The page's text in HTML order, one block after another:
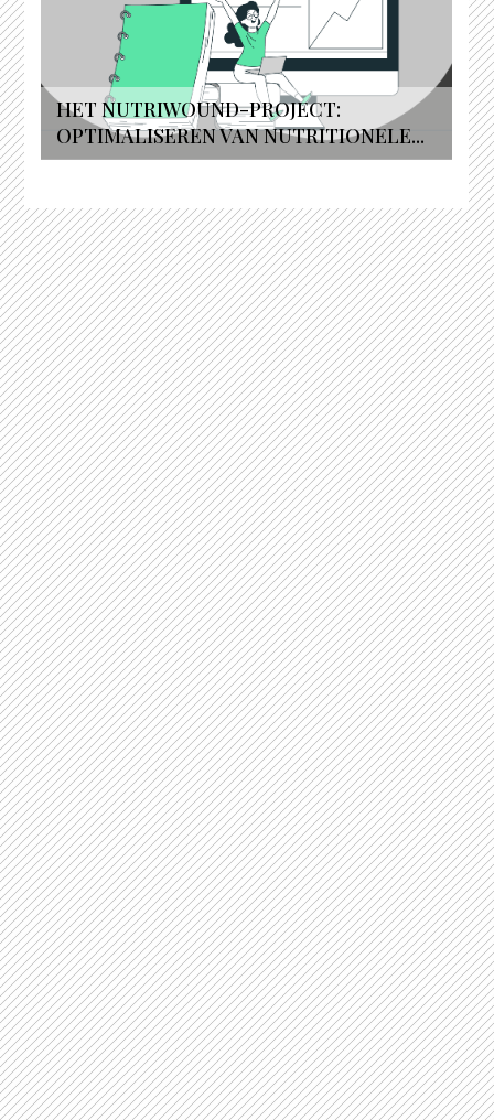
HET NUTRIWOUND-PROJECT:
OPTIMALISEREN VAN NUTRITIONELE...